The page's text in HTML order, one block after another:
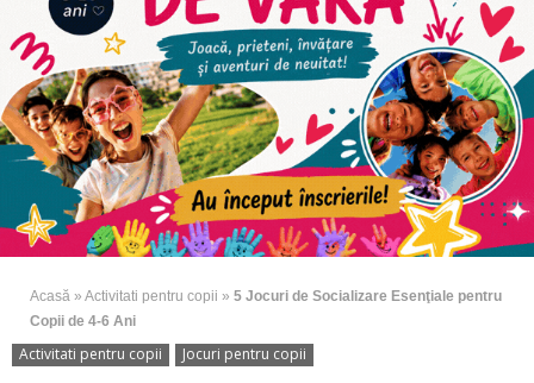
Acasă » Activitati pentru copii » 5 Jocuri de Socializare Esenţiale pentru
Copii de 4-6 Ani
Activitati pentru copii Jocuri pentru copii